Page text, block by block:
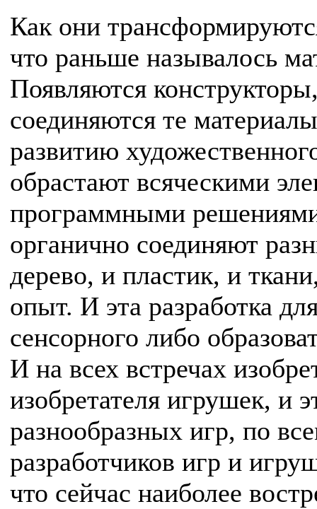
Как они
что раньше называлось
Появляются
соединяются те
развитию
обрастают всяческими
программными
органично соединяют
дерево, и пластик, и
опыт. И эта разработка
сенсорного либо
И на всех встречах
изобретателя игрушек, и
разнообразных игр, по
разработчиков игр и
что сейчас наиболее